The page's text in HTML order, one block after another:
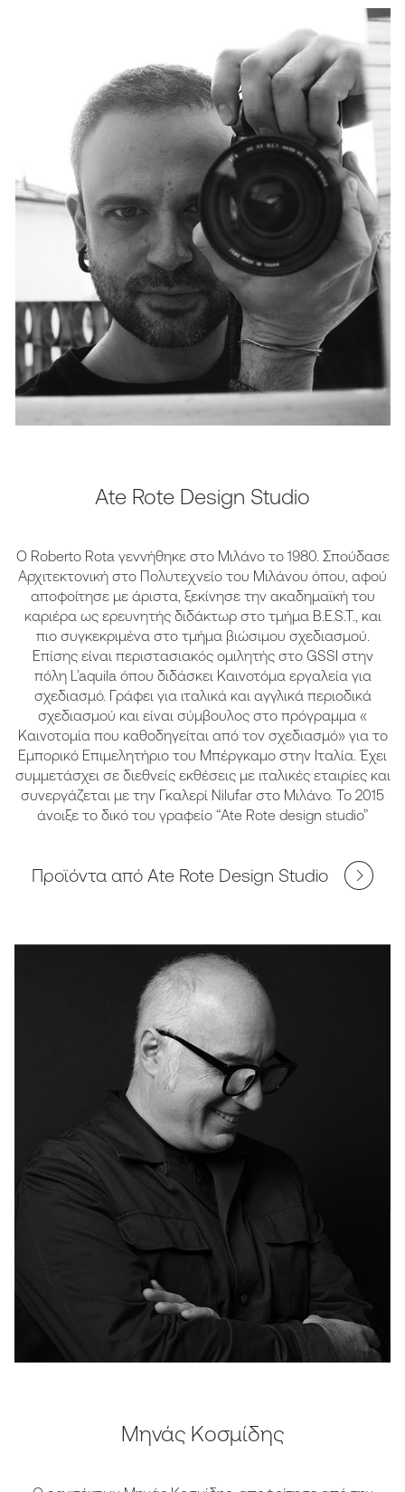
Ate Rote Design Studio
Ο Roberto Rota γεννήθηκε στο Μιλάνο τo 1980. Σπούδασε
Αρχιτεκτονική στο Πολυτεχνείο του Μιλάνου όπου, αφού
αποφοίτησε με άριστα, ξεκίνησε την ακαδημαϊκή του
καριέρα ως ερευνητής διδάκτωρ στο τμήμα B.E.S.T., και
πιο συγκεκριμένα στο τμήμα βιώσιμου σχεδιασμού.
Επίσης είναι περιστασιακός ομιλητής στο GSSI στην
πόλη L’aquila όπου διδάσκει Καινοτόμα εργαλεία για
σχεδιασμό. Γράφει για ιταλικά και αγγλικά περιοδικά
σχεδιασμού και είναι σύμβουλος στο πρόγραμμα «
Καινοτομία που καθοδηγείται από τον σχεδιασμό» για το
Εμπορικό Επιμελητήριο του Μπέργκαμο στην Ιταλία. Έχει
συμμετάσχει σε διεθνείς εκθέσεις με ιταλικές εταιρίες και
συνεργάζεται με την Γκαλερί Nilufar στο Μιλάνο. Το 2015
άνοιξε το δικό του γραφείο “Ate Rote design studio”
Προϊόντα από Ate Rote Design Studio
Μηνάς Κοσμίδης